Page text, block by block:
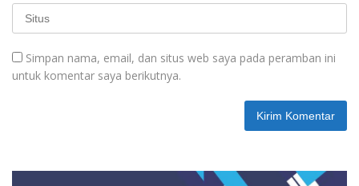
Simpan nama, email, dan situs web saya pada peramban ini
untuk komentar saya berikutnya.